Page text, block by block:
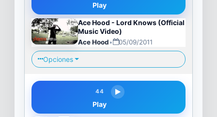
Play
Ace Hood - Lord Knows (Official
Music Video)
Ace Hood• 05/09/2011
Opciones
44
Play